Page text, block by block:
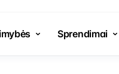
Sprendimai